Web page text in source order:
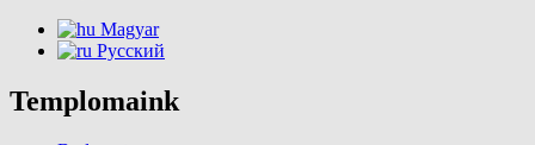
Magyar
Русский
Templomaink